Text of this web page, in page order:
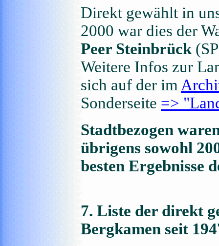
Direkt gewählt in
2000 war dies der
Peer Steinbrück
Weitere Infos zur
sich auf der im
Sonderseite =>
Stadtbezogen
übrigens sowohl
besten Ergebnisse
7. Liste der direkt
Bergkamen seit